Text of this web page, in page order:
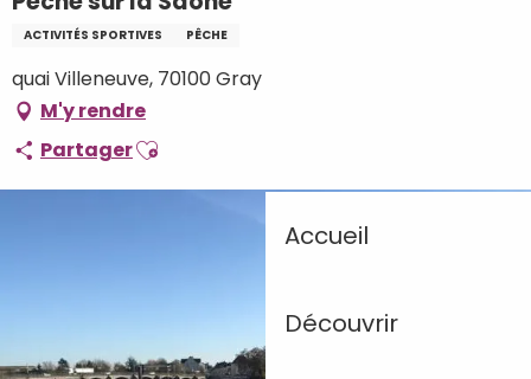
Accueil
Découvrir
ACTIVITÉS SPORTIVES PÊCHE
quai Villeneuve, 70100 Gray
M'y rendre
PartagerAjouter aux favoris